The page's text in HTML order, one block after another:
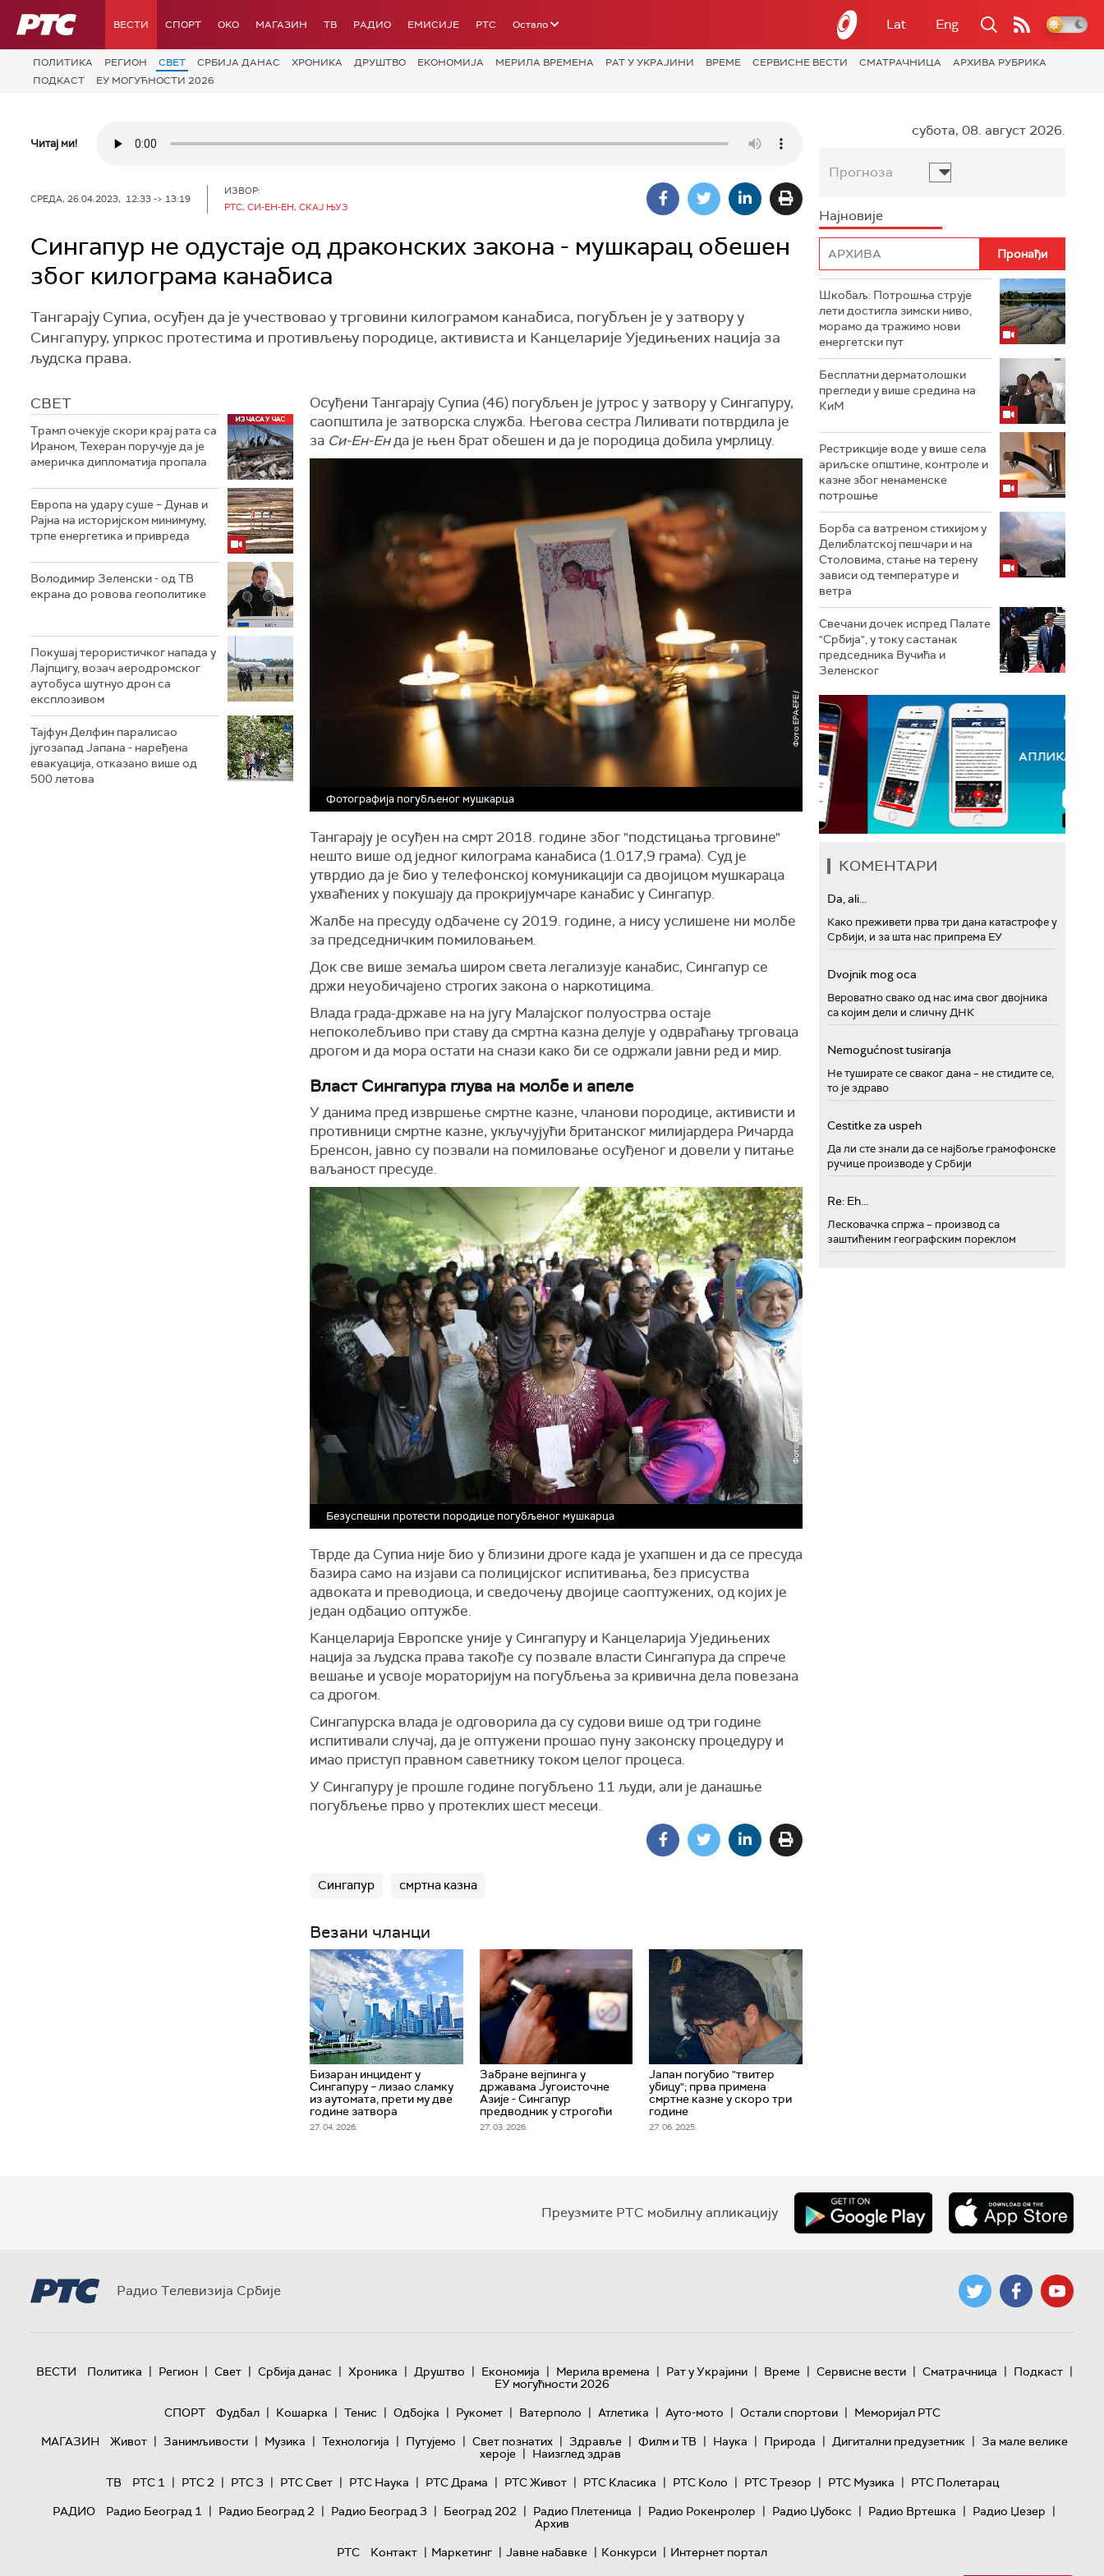
РТС ВЕСТИ СПОРТ OKO МАГАЗИН ТВ РАДИО ЕМИСИЈЕ РТС Остало Lat Eng
ПОЛИТИКА РЕГИОН СВЕТ СРБИЈА ДАНАС ХРОНИКА ДРУШТВО ЕКОНОМИЈА МЕРИЛА ВРЕМЕНА РАТ У УКРАЈИНИ ВРЕМЕ СЕРВИСНЕ ВЕСТИ СМАТРАЧНИЦА
АРХИВА РУБРИКА
ПОДКАСТ
ЕУ МОГУЋНОСТИ 2026
Читај ми!
СРЕДА, 26.04.2023, 12:33 -> 13:19
ИЗВОР:
РТС, СИ-ЕН-ЕН, СКАЈ ЊУЗ
Сингапур не одустаје од драконских закона - мушкарац обешен
због килограма канабиса
Тангарају Супиа, осуђен да је учествовао у трговини килограмом канабиса, погубљен је у затвору у
Сингапуру, упркос протестима и противљењу породице, активиста и Канцеларије Уједињених нација за
људска права.
СВЕТ
Трамп очекује скори крај рата са
Ираном, Техеран поручује да је
америчка дипломатија пропала
Европа на удару суше – Дунав и
Рајна на историјском минимуму,
трпе енергетика и привреда
Володимир Зеленски - од ТВ
екрана до ровова геополитике
Покушај терористичког напада у
Лајпцигу, возач аеродромског
аутобуса шутнуо дрон са
експлозивом
Тајфун Делфин паралисао
југозапад Јапана - наређена
евакуација, отказано више од
500 летова
Осуђени Тангарају Супиа (46) погубљен је јутрос у затвору у Сингапуру,
саопштила је затворска служба. Његова сестра Лиливати потврдила је
за Си-Ен-Енда је њен брат обешен и да је породица добила умрлицу.
Фотографија погубљеног мушкарца
Тангарају је осуђен на смрт 2018. године због "подстицања трговине"
нешто више од једног килограма канабиса (1.017,9 грама). Суд је
утврдио да је био у телефонској комуникацији са двојицом мушкараца
ухваћених у покушају да прокријумчаре канабис у Сингапур.
Жалбе на пресуду одбачене су 2019. године, а нису услишене ни молбе
за председничким помиловањем.
Док све више земаља широм света легализује канабис, Сингапур се
држи неуобичајено строгих закона о наркотицима.
Влада града-државе на на југу Малајског полуострва остаје
непоколебљиво при ставу да смртна казна делује у одвраћању трговаца
дрогом и да мора остати на снази како би се одржали јавни ред и мир.
Власт Сингапура глува на молбе и апеле
У данима пред извршење смртне казне, чланови породице, активисти и
противници смртне казне, укључујући британског милијардерa Ричарда
Бренсон, јавно су позвали на помиловање осуђеног и довели у питање
ваљаност пресуде.
Безуспешни протести породице погубљеног мушкарца
Тврде да Супиа није био у близини дроге када је ухапшен и да се пресуда
базира само на изјави са полицијског испитивања, без присуства
адвоката и преводиоца, и сведочењу двојице саоптужених, од којих је
један одбацио оптужбе.
Канцеларија Европске уније у Сингапуру и Канцеларија Уједињених
нација за људска права такође су позвале власти Сингапура да спрече
вешање и усвоје мораторијум на погубљења за кривична дела повезана
са дрогом.
Сингапурска влада је одговорила да су судови више од три године
испитивали случај, да је оптужени прошао пуну законску процедуру и
имао приступ правном саветнику током целог процеса.
У Сингапуру је прошле године погубљено 11 људи, али је данашње
погубљење прво у протеклих шест месеци.
Сингапур смртна казна
Везани чланци
Бизаран инцидент у
Сингапуру – лизао сламку
из аутомата, прети му две
године затвора
27. 04. 2026.
Забране вејпинга у
државама Југоисточне
Азије - Сингапур
предводник у строгоћи
27. 03. 2026.
Јапан погубио "твитер
убицу"; прва примена
смртне казне у скоро три
године
27. 06. 2025.
субота, 08. август 2026.
Прогноза
Најновије
Шкобаљ: Потрошња струје
лети достигла зимски ниво,
морамо да тражимо нови
енергетски пут
Бесплатни дерматолошки
прегледи у више средина на
КиМ
Рестрикције воде у више села
ариљске општине, контроле и
казне због ненаменске
потрошње
Борба са ватреном стихијом у
Делиблатској пешчари и на
Столовима, стање на терену
зависи од температуре и
ветра
Свечани дочек испред Палате
"Србија", у току састанак
председника Вучића и
Зеленског
КОМЕНТАРИ
Da, ali...
Како преживети прва три дана катастрофе у
Србији, и за шта нас припрема ЕУ
Dvojnik mog oca
Вероватно свако од нас има свог двојника
са којим дели и сличну ДНК
Nemogućnost tusiranja
Не туширате се сваког дана – не стидите се,
то је здраво
Cestitke za uspeh
Да ли сте знали да се најбоље грамофонске
ручице производе у Србији
Re: Eh...
Лесковачка спржа – производ са
заштићеним географским пореклом
Преузмите РТС мобилну апликацију
Радио Телевизија Србије
ВЕСТИ Политика | Регион | Свет | Србија данас | Хроника | Друштво | Економија | Мерила времена | Рат у Украјини | Време | Сервисне вести | Сматрачница | Подкаст |
ЕУ могућности 2026
СПОРТ
Фудбал | Кошарка | Тенис | Одбојка | Рукомет | Ватерполо | Атлетика | Ауто-мото | Остали спортови | Меморијал РТС
МАГАЗИН
Живот | Занимљивости | Музика | Технологијa | Путујемо | Свет познатих | Здравље | Филм и ТВ | Наука | Природа | Дигитални предузетник | За мале велике
хероје | Наизглед здрав
ТВ
РТС 1 | РТС 2 | РТС 3 | РТС Свет | РТС Наука | РТС Драма | РТС Живот | РТС Класика | РТС Коло | РТС Трезор | РТС Музика | РТС Полетарац
РАДИО
Радио Београд 1 | Радио Београд 2 | Радио Београд 3 | Београд 202 | Радио Плетеница | Радио Рокенролер | Радио Џубокс | Радио Вртешка | Радио Џезер |
Архив
РТС
Контакт | Маркетинг | Јавне набавке | Конкурси | Интернет портал